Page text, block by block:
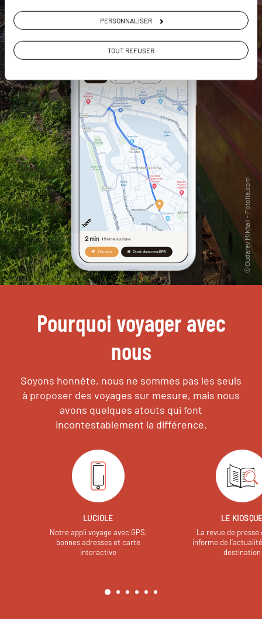
PERSONNALISER
TOUT REFUSER
Pourquoi voyager avec
nous
Soyons honnête, nous ne sommes pas les seuls
à proposer des voyages sur mesure, mais nous
avons quelques atouts qui font
incontestablement la différence.
LUCIOLE
Notre appli voyage avec GPS,
bonnes adresses et carte
interactive
LE
La revue de presse
informe de
destination